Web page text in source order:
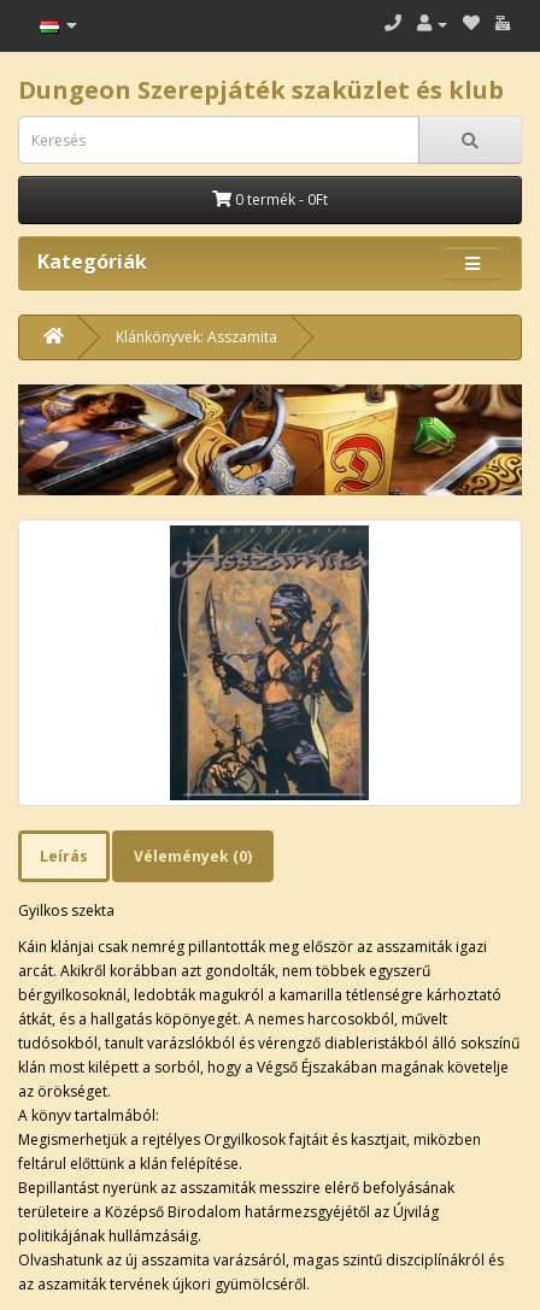
Dungeon Szerepjáték szaküzlet és klub
0 termék - 0Ft
Kategóriák
Klánkönyvek: Asszamita
Leírás Vélemények (0)
Gyilkos szekta
Káin klánjai csak nemrég pillantották meg először az asszamiták igazi
arcát. Akikről korábban azt gondolták, nem többek egyszerű
bérgyilkosoknál, ledobták magukról a kamarilla tétlenségre kárhoztató
átkát, és a hallgatás köpönyegét. A nemes harcosokból, művelt
tudósokból, tanult varázslókból és vérengző diableristákból álló sokszínű
klán most kilépett a sorból, hogy a Végső Éjszakában magának követelje
az örökséget.
A könyv tartalmából:
Megismerhetjük a rejtélyes Orgyilkosok fajtáit és kasztjait, miközben
feltárul előttünk a klán felépítése.
Bepillantást nyerünk az asszamiták messzire elérő befolyásának
területeire a Középső Birodalom határmezsgyéjétől az Újvilág
politikájának hullámzásáig.
Olvashatunk az új asszamita varázsáról, magas szintű diszciplínákról és
az aszamiták tervének újkori gyümölcséről.